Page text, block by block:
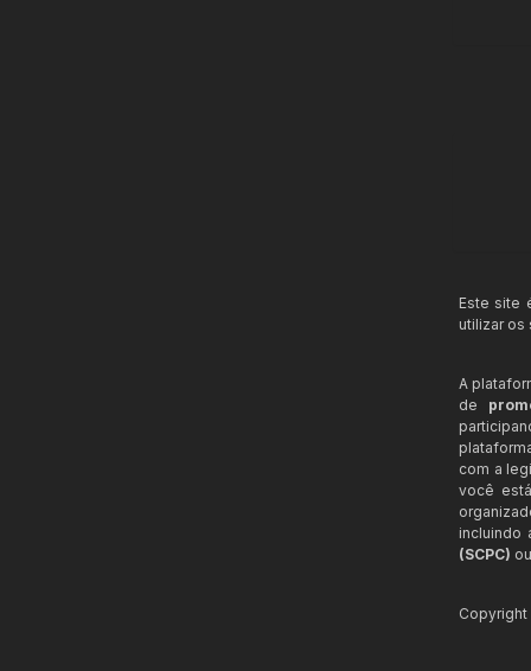
Este site
utilizar os
A
de
com a
você
incluindo
(SCPC)